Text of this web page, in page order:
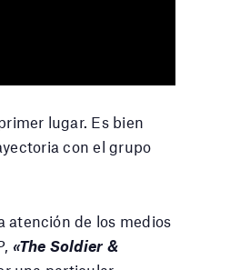
lugar. Es bien
con el grupo
atención de los medios
, «The Soldier &